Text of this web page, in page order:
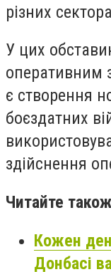
різних
У цих
оперативним
є створення
боєздатних
здійснення
Читайте
Кожен
Донбасі